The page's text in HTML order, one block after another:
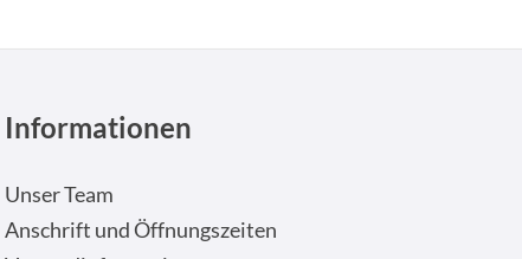
Informationen
Unser Team
Anschrift und Öffnungszeiten